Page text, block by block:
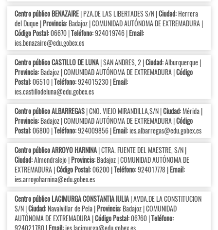
Centro público BENAZAIRE| PZA.DE LAS LIBERTADES S/N |Ciudad:Herrera
del Duque |Provincia:Badajoz | COMUNIDAD AUTÓNOMA DE EXTREMADURA |
Código Postal:06670 |Teléfono:924019746 |Email:
ies.benazaire@edu.gobex.es
Centro público CASTILLO DE LUNA| SAN ANDRES, 2 |Ciudad:Alburquerque |
Provincia:Badajoz | COMUNIDAD AUTÓNOMA DE EXTREMADURA |Código
Postal:06510 |Teléfono:924015230 |Email:
ies.castillodeluna@edu.gobex.es
Centro público ALBARREGAS| CNO. VIEJO MIRANDILLA,S/N |Ciudad:Mérida |
Provincia:Badajoz | COMUNIDAD AUTÓNOMA DE EXTREMADURA |Código
Postal:06800 |Teléfono:924009856 |Email:ies.albarregas@edu.gobex.es
Centro público ARROYO HARNINA| CTRA. FUENTE DEL MAESTRE, S/N |
Ciudad:Almendralejo |Provincia:Badajoz | COMUNIDAD AUTÓNOMA DE
EXTREMADURA |Código Postal:06200 |Teléfono:924017778 |Email:
ies.arroyoharnina@edu.gobex.es
Centro público LACIMURGA CONSTANTIA IULIA| AVDA.DE LA CONSTITUCION
S/N |Ciudad:Navalvillar de Pela |Provincia:Badajoz | COMUNIDAD
AUTÓNOMA DE EXTREMADURA |Código Postal:06760 |Teléfono: